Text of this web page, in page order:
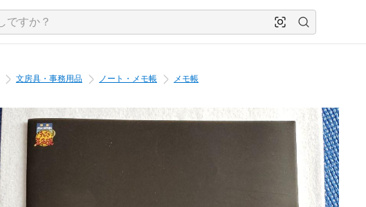
文房具・事務用品 ノート・メモ帳 メモ帳